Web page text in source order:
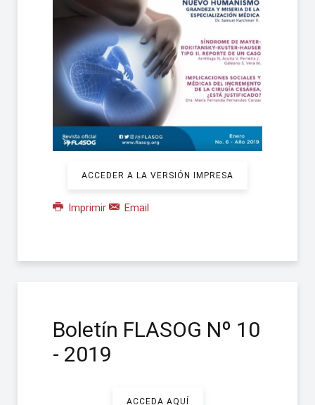
ACCEDER A LA VERSIÓN IMPRESA
Imprimir Email
Boletín FLASOG Nº 10
- 2019
ACCEDA AQUÍ